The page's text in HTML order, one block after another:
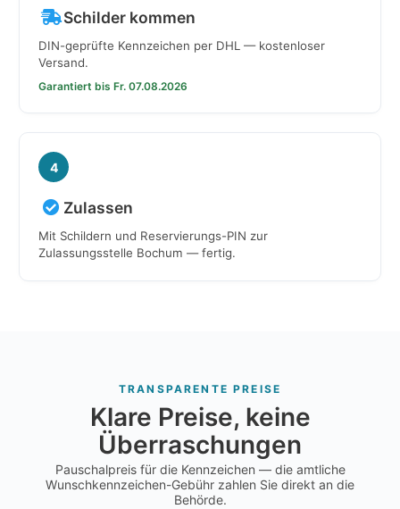
Schilder kommen
DIN-geprüfte Kennzeichen per DHL — kostenloser
Versand.
Garantiert bis Fr. 07.08.2026
4
Zulassen
Mit Schildern und Reservierungs-PIN zur
Zulassungsstelle Bochum — fertig.
TRANSPARENTE PREISE
Klare Preise, keine
Überraschungen
Pauschalpreis für die Kennzeichen — die amtliche
Wunschkennzeichen-Gebühr zahlen Sie direkt an die
Behörde.